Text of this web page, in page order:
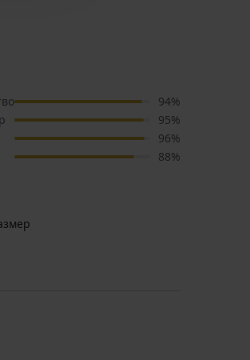
94%
95%
96%
88%